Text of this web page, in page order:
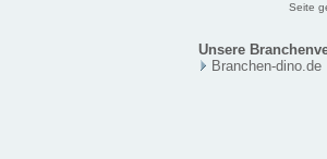
Seite
Unsere
Branchen-dino.de